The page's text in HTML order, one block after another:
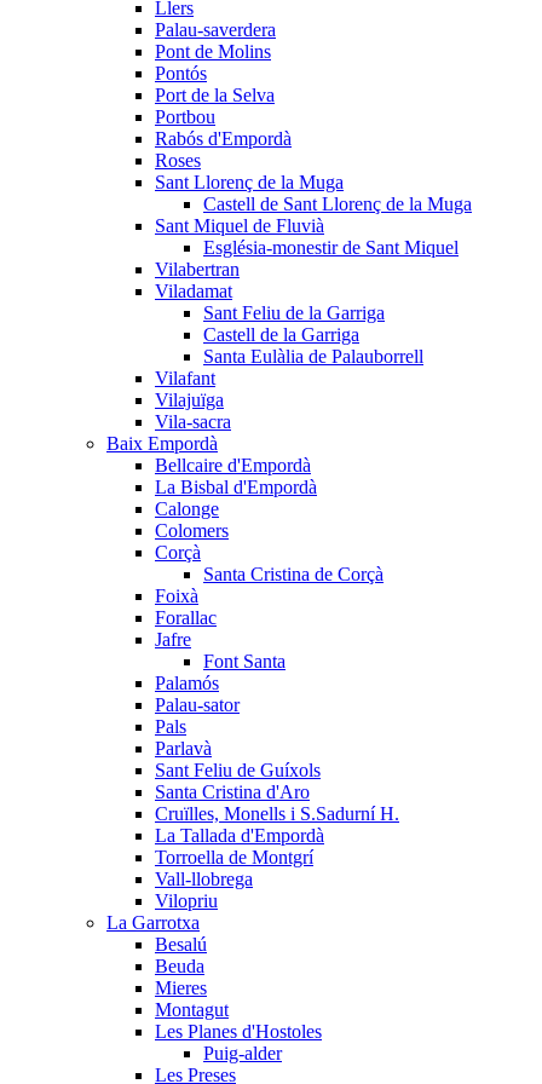
Llers
Palau-saverdera
Pont de Molins
Pontós
Port de la Selva
Portbou
Rabós d'Empordà
Roses
Sant Llorenç de la Muga
Castell de Sant Llorenç de la Muga
Sant Miquel de Fluvià
Església-monestir de Sant Miquel
Vilabertran
Viladamat
Sant Feliu de la Garriga
Castell de la Garriga
Santa Eulàlia de Palauborrell
Vilafant
Vilajuïga
Vila-sacra
Baix Empordà
Bellcaire d'Empordà
La Bisbal d'Empordà
Calonge
Colomers
Corçà
Santa Cristina de Corçà
Foixà
Forallac
Jafre
Font Santa
Palamós
Palau-sator
Pals
Parlavà
Sant Feliu de Guíxols
Santa Cristina d'Aro
Cruïlles, Monells i S.Sadurní H.
La Tallada d'Empordà
Torroella de Montgrí
Vall-llobrega
Vilopriu
La Garrotxa
Besalú
Beuda
Mieres
Montagut
Les Planes d'Hostoles
Puig-alder
Les Preses